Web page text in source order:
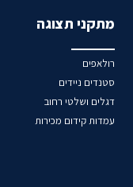
מתקני תצוגה
רולאפים
סטנדים ניידים
דגלים ושלטי רחוב
עמדות קידום מכירות